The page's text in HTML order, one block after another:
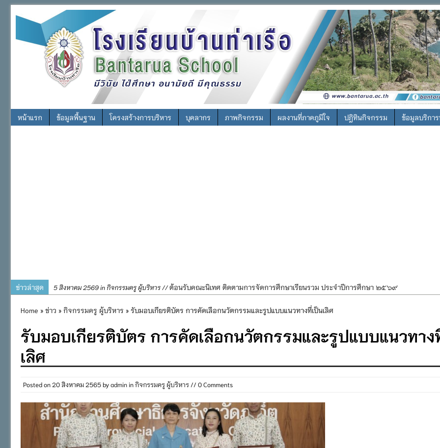
หน้าแรก ข้อมูลพื้นฐาน โครงสร้างการบริหาร บุคลากร ภาพกิจกรรม ผลงานที่ภาคภูมิใจ ปฎิทินกิจกรรม ข้อมูลบริกา
ข่าวล่าสุด 5 สิงหาคม 2569 in กิจกรรมครู ผู้บริหาร //ต้อนรับคณะนิเทศ ติดตามการจัดการศึกษาเรียนรวม ประจำปีการศึกษา ๒๕๖๙
31 กรกฎาคม 2569 in กิจกรรมครู ผู้บริหาร //
พิธีถวายเครื่องราชสักการะ วางพานพุ่ม และจุดเทียนถวายพระพรชัยมงคล เนื่องในโอกา
31 กรกฎาคม 2569 in กิจกรรมนักเรียน // กิจกรรมถวายเทียนพรรษา สืบสานพระพุทธศาสนา เนื่องในวันอาสาฬหบูชาและวันเข้าพรรษา
Home » ข่าว » กิจกรรมครู ผู้บริหาร » รับมอบเกียรติบัตร การคัดเลือกนวัตกรรมและรูปแบบแนวทางที่เป็นเลิศ
รับมอบเกียรติบัตร การคัดเลือกนวัตกรรมและรูปแบบแนวทาง
เลิศ
Posted on20 สิงหาคม 2565byadmininกิจกรรมครู ผู้บริหาร // 0 Comments